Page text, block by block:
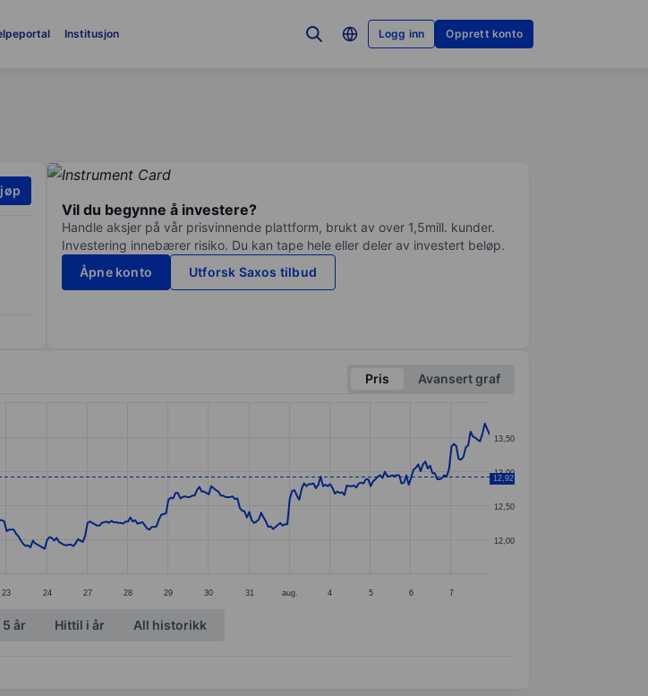
Institusjon Logg inn Opprett konto
Vil du begynne å investere?
Handle aksjer på vår prisvinnende plattform, brukt av over 1,5mill. kunder.
Investering innebærer risiko. Du kan tape hele eller deler av investert beløp.
Åpne konto
Utforsk Saxos tilbud
Pris
Avansert graf
to 13.7.
23 24 27 28 29 30 31 aug. 4 5 6 7
12,00
12,50
13,00
13,50
12,92
5 år Hittil i år All historikk